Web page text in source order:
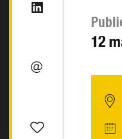
12